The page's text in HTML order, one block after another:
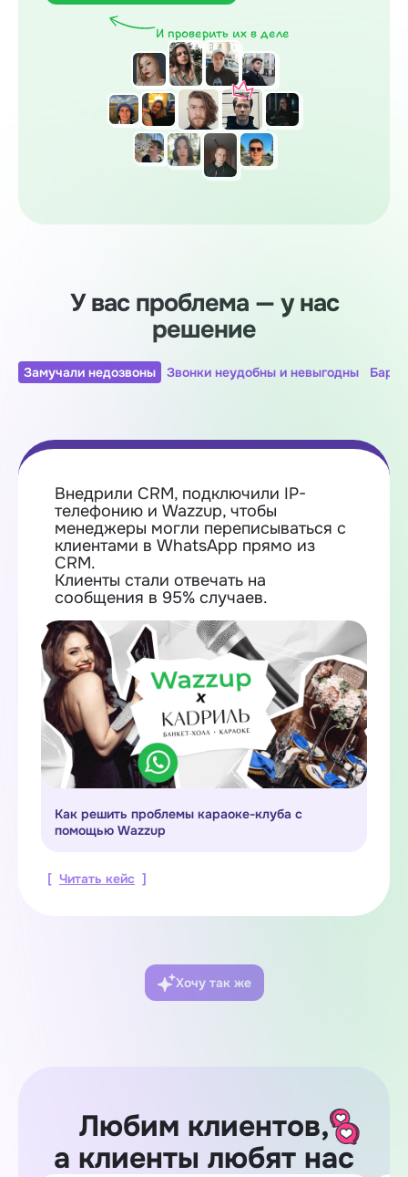
И проверить их в деле
У вас проблема — у нас
решение
Замучали недозвоны Звонки неудобны и невыгодны
Как решить проблемы караоке-клуба с
помощью Wazzup
Внедрили CRM, подключили IP-
телефонию и Wazzup, чтобы
менеджеры могли переписываться с
клиентами в WhatsApp прямо из
CRM.
Клиенты стали отвечать на
сообщения в 95% случаев.
[ Читать кейс ]
Хочу так же
Любим клиентов,
а клиенты любят нас